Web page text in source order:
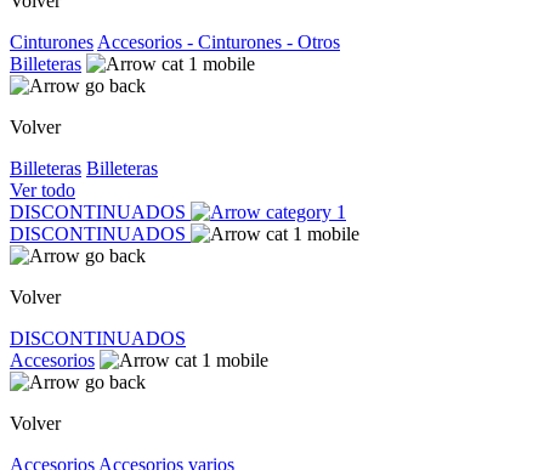
Cinturones Accesorios - Cinturones - Otros
Billeteras
Volver
Billeteras Billeteras
Ver todo
DISCONTINUADOS
DISCONTINUADOS
Volver
DISCONTINUADOS
Accesorios
Volver
Accesorios Accesorios varios